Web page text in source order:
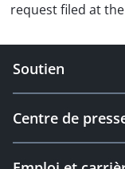
request filed at
Soutien
Centre de